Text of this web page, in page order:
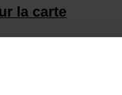
la carte